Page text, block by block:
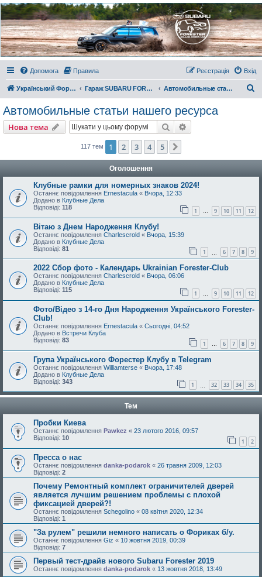
Украинский Форестер
Клуб
Всеукраинский клуб владельцев Subaru Forester. Клубные покатушки на природе и
еженедельные встречи, скидки от партнеров и просто много общения с друзьями.
Присоединяйтесь. Think. Feel. Drive.
Допомога
Правила Вхід
Реєстрація
Український Форестер Клуб Гараж SUBARU FORESTER Автомобильные статьи нашего ресурса
Автомобильные статьи нашего ресурса
Нова тема Пошук
117 тем 1 2 3 4 5
Оголошення
Клубные рамки для номерных знаков 2024!
Останнє повідомлення Ernestacula « Вчора, 12:33
Додано в Клубные Дела
Відповіді: 118 1 … 9 10 11 12
Вітаю з Днем Народження Клубу!
Останнє повідомлення Charlescrold « Вчора, 15:39
Додано в Клубные Дела
Відповіді: 81 1 6 7 8 9
2022 Сбор фото - Календарь Ukrainian Forester-Club
Останнє повідомлення Charlescrold « Вчора, 06:06
Додано в Клубные Дела
Відповіді: 115 1 … 9 10 11 12
Фото/Відео з 14-го Дня Народження Українського Forester-
Club!
Останнє повідомлення Ernestacula « Сьогодні, 04:52
Додано в Встречи Клуба
Відповіді: 83 1 … 6 7 8 9
Група Українського Форестер Клубу в Telegram
Останнє повідомлення Williamterse « Вчора, 17:48
Додано в Клубные Дела
Відповіді: 343 1 32 33 34 35
Тем
Пробки Киева
Останнє повідомлення Pawkez « 23 лютого 2016, 09:57
Відповіді: 10 1 2
Пресса о нас
Останнє повідомлення danka-podarok « 26 травня 2009, 12:03
Відповіді: 2
Почему Ремонтный комплект ограничителей дверей
является лучшим решением проблемы с плохой
фиксацией дверей?!
Останнє повідомлення Schegolino « 08 квітня 2020, 12:34
Відповіді: 1
"За рулем" решили немного написать о Фориках б/у.
Останнє повідомлення Giz « 10 жовтня 2019, 00:39
Відповіді: 7
Первый тест-драйв нового Subaru Forester 2019
Останнє повідомлення danka-podarok « 13 жовтня 2018, 13:49